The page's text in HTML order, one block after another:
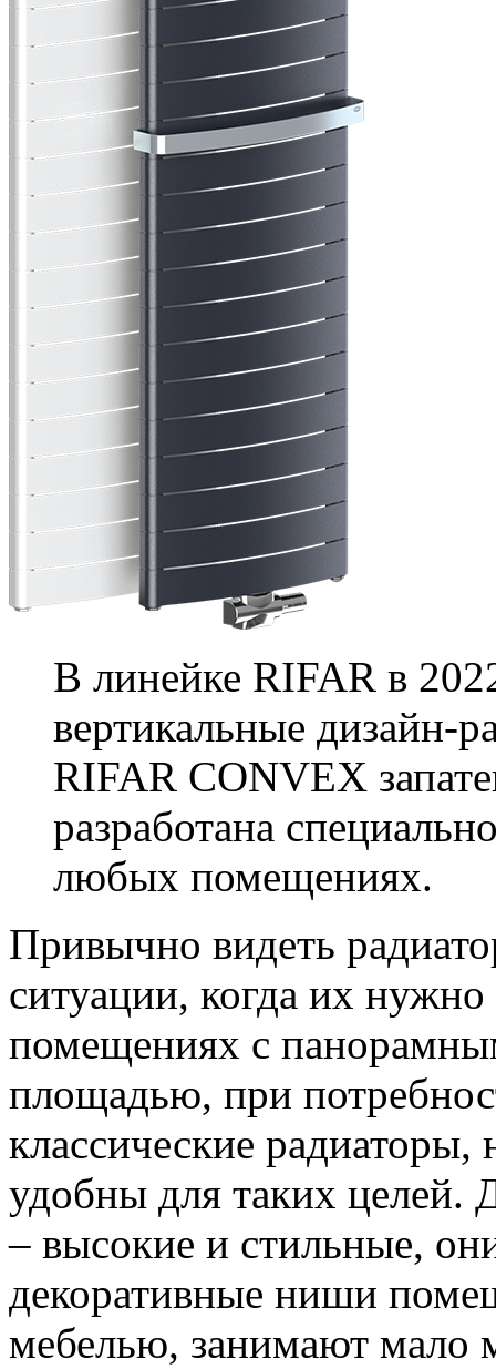
В линейке RIFAR в
вертикальные дизайн-
RIFAR CONVEX
разработана
любых помещениях.
Привычно видеть
ситуации, когда их
помещениях с
площадью, при
классические
удобны для таких целей.
– высокие и стильные,
декоративные ниши
мебелью, занимают мало